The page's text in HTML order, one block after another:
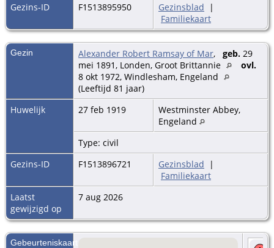
Gezins-ID F1513895950 Gezinsblad |
Familiekaart
Gezin Alexander Robert Ramsay of Mar, geb. 29
mei 1891, Londen, Groot Brittannie
ovl.
8 okt 1972, Windlesham, Engeland
(Leeftijd 81 jaar)
Huwelijk
27 feb 1919
Westminster Abbey,
Engeland
Type: civil
Gezins-ID
F1513896721 Gezinsblad |
Familiekaart
Laatst
gewijzigd op
7 aug 2026
Gebeurteniskaart